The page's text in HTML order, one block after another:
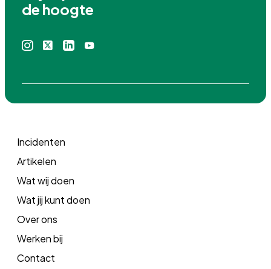
de hoogte
InstagramLinkedin
Incidenten
Artikelen
Wat wij doen
Wat jij kunt doen
Over ons
Werken bij
Contact